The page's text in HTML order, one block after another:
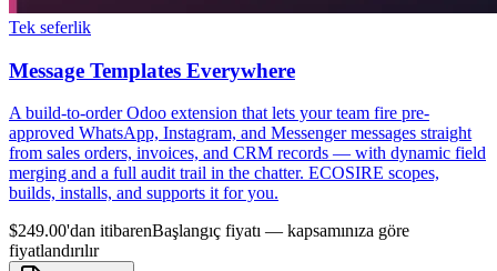
Tek seferlik
Message Templates Everywhere
A build-to-order Odoo extension that lets your team fire pre-
approved WhatsApp, Instagram, and Messenger messages straight
from sales orders, invoices, and CRM records — with dynamic field
merging and a full audit trail in the chatter. ECOSIRE scopes,
builds, installs, and supports it for you.
$249.00'dan itibarenBaşlangıç fiyatı — kapsamınıza göre
fiyatlandırılır